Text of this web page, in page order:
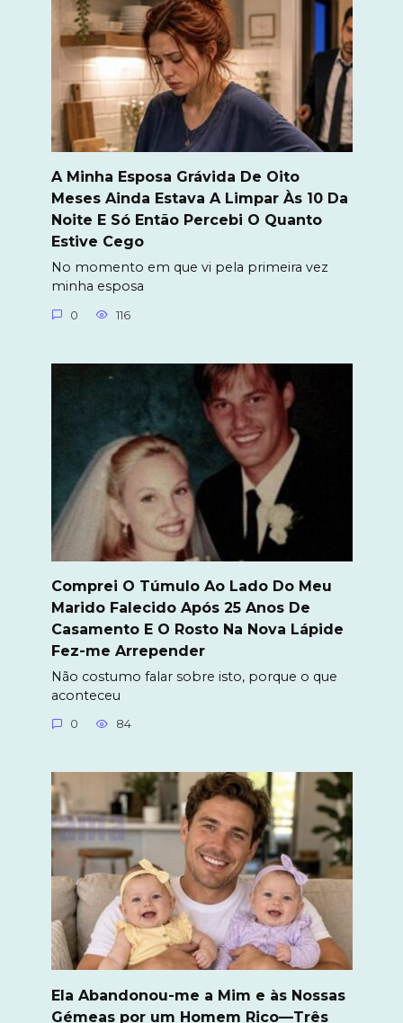
A Minha Esposa Grávida De Oito
Meses Ainda Estava A Limpar Às 10 Da
Noite E Só Então Percebi O Quanto
Estive Cego
No momento em que vi pela primeira vez
minha esposa
0 116
Comprei O Túmulo Ao Lado Do Meu
Marido Falecido Após 25 Anos De
Casamento E O Rosto Na Nova Lápide
Fez-me Arrepender
Não costumo falar sobre isto, porque o que
aconteceu
0 84
Ela Abandonou-me a Mim e às Nossas
Gémeas por um Homem Rico—Três